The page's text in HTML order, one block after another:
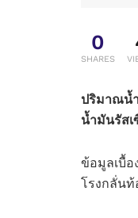
0
SHARES
ปริมาณน้ำ
น้ำมันรัสเ
ข้อมูลเบื้อ
โรงกลั่นท้